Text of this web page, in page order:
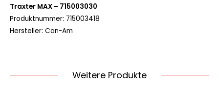
Traxter MAX – 715003030
Produktnummer: 715003418
Hersteller: Can-Am
Weitere Produkte